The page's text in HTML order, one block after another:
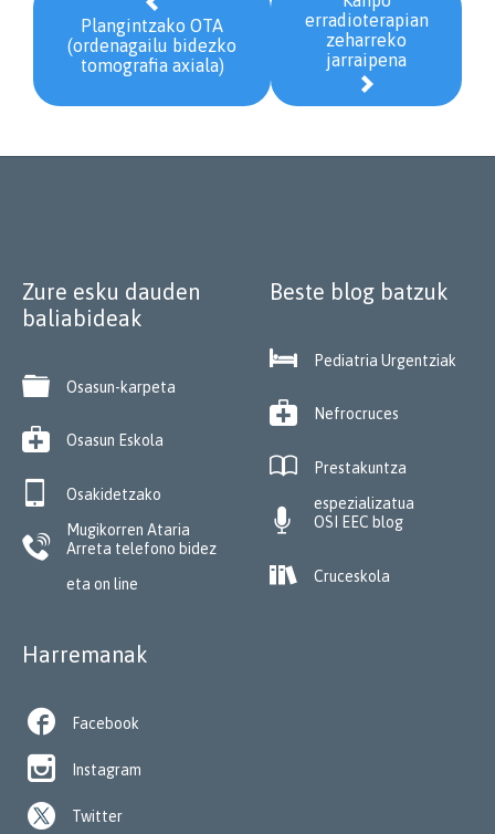
Plangintzako OTA
(ordenagailu bidezko
tomografia axiala)
erradioterapian
zeharreko
jarraipena

Zure esku dauden
baliabideak
 Osasun-karpeta
 Osasun Eskola

Osakidetzako
Mugikorren Ataria

Arreta telefono bidez
eta on line
Beste blog batzuk
 Pediatria Urgentziak
 Nefrocruces

Prestakuntza
espezializatua
 OSI EEC blog
 Cruceskola
Harremanak
 Facebook
 Instagram
Twitter